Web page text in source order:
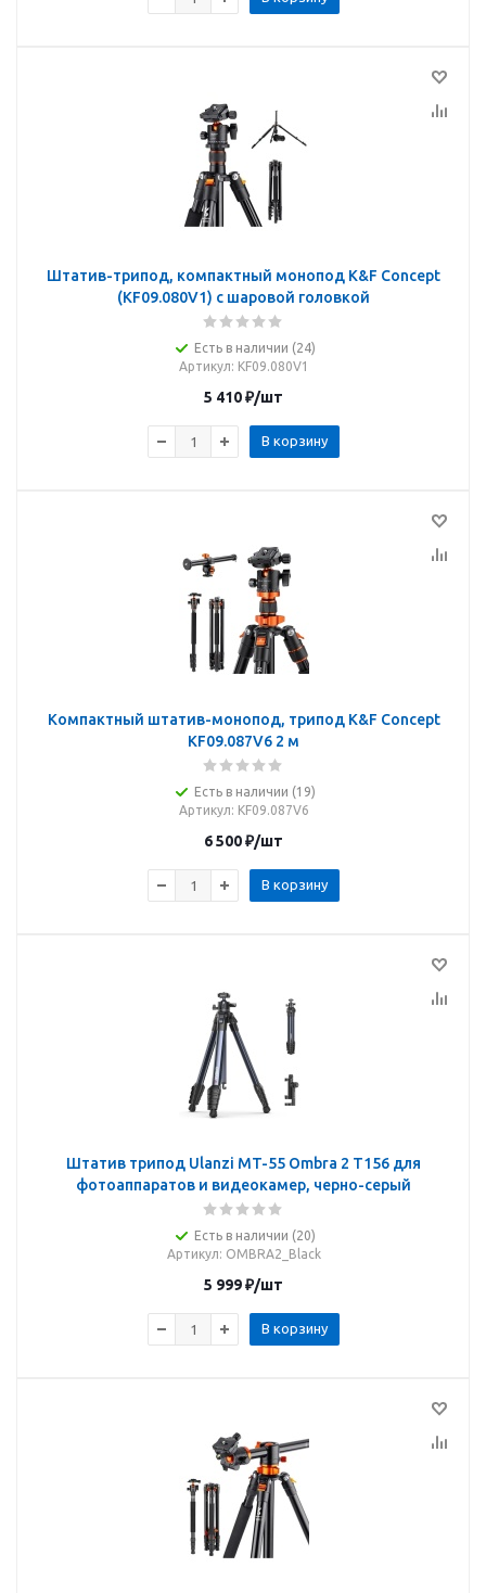
Штатив-трипод, компактный монопод K&F Concept
(KF09.080V1) с шаровой головкой
Есть в наличии (24)
Артикул: KF09.080V1
5 410₽/шт
В корзину
Компактный штатив-монопод, трипод K&F Concept
KF09.087V6 2 м
Есть в наличии (19)
Артикул: KF09.087V6
6 500₽/шт
В корзину
Штатив трипод Ulanzi MT-55 Ombra 2 T156 для
фотоаппаратов и видеокамер, черно-серый
Есть в наличии (20)
Артикул: OMBRA2_Black
5 999₽/шт
В корзину